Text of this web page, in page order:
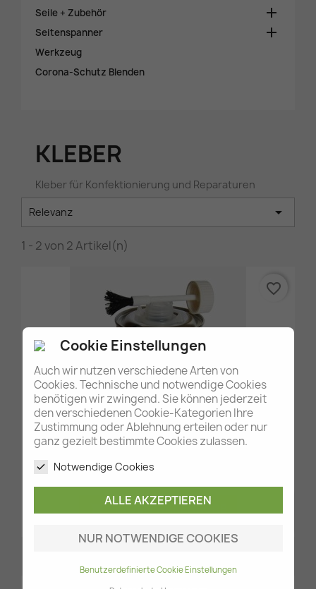
Cookie Einstellungen
Auch wir nutzen verschiedene Arten von
Cookies. Technische und notwendige Cookies
benötigen wir zwingend. Sie können jederzeit
den verschiedenen Cookie-Kategorien Ihre
Zustimmung oder Ablehnung erteilen oder nur
ganz gezielt bestimmte Cookies zulassen.
Notwendige Cookies
ALLE AKZEPTIEREN
NUR NOTWENDIGE COOKIES
Benutzerdefinierte Cookie Einstellungen
Seile + Zubehör

Seitenspanner 
Werkzeug
Corona-Schutz Blenden
KLEBER
Kleber für Konfektionierung und Reparaturen
Relevanz 
1 - 2 von 2 Artikel(n)

PVC-Planenstoffkleber
 IN DEN WARENKORB
favorite_border